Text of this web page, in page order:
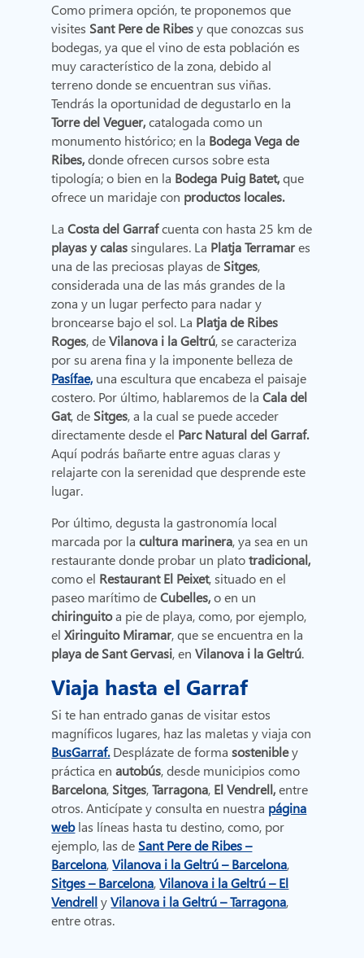
Como primera opción, te proponemos que
visites Sant Pere de Ribesy que conozcas sus
bodegas, ya que el vino de esta población es
muy característico de la zona, debido al
terreno donde se encuentran sus viñas.
Tendrás la oportunidad de degustarlo en la
Torre del Veguer,catalogada como un
monumento histórico; en la Bodega Vega de
Ribes,donde ofrecen cursos sobre esta
tipología; o bien en la Bodega Puig Batet,que
ofrece un maridaje con productos locales.
LaCosta del Garrafcuenta con hasta 25 km de
playas y calassingulares. La Platja Terramares
una de las preciosas playas de Sitges,
considerada una de las más grandes de la
zona y un lugar perfecto para nadar y
broncearse bajo el sol. La Platja de Ribes
Roges, deVilanova i la Geltrú, se caracteriza
por su arena fina y la imponente belleza de
Pasífae, una escultura que encabeza el paisaje
costero. Por último, hablaremos de la Cala del
Gat, de Sitges, a la cual se puede acceder
directamente desde el Parc Natural del Garraf.
Aquí podrás bañarte entre aguas claras y
relajarte con la serenidad que desprende este
lugar.
Por último, degusta la gastronomía local
marcada por lacultura marinera, ya sea en un
restaurante donde probar un platotradicional,
como el Restaurant El Peixet, situado en el
paseo marítimo deCubelles,o en un
chiringuitoa pie de playa, como, por ejemplo,
elXiringuito Miramar, que se encuentra en la
playa de Sant Gervasi, en Vilanova i la Geltrú.
Viaja hasta el Garraf
Si te han entrado ganas de visitar estos
magníficos lugares, haz las maletas y viaja con
BusGarraf.Desplázate de formasostenibley
práctica enautobús, desde municipios como
Barcelona, Sitges,Tarragona, El Vendrell,entre
otros. Anticípate y consulta en nuestra página
web las líneas hasta tu destino, como, por
ejemplo, las de Sant Pere de Ribes –
Barcelona,Vilanova i la Geltrú – Barcelona,
Sitges – Barcelona, Vilanova i la Geltrú – El
Vendrelly Vilanova i la Geltrú – Tarragona,
entre otras.